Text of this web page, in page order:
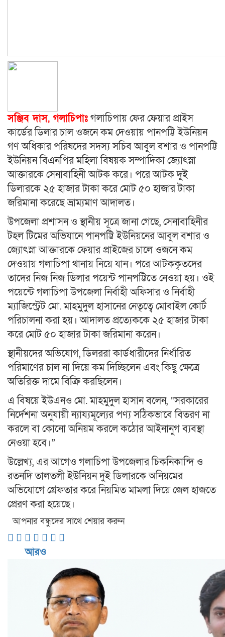
সঞ্জিব দাস, গলাচিপাঃগলাচিপায় ফের ফেয়ার প্রাইস
কার্ডের ডিলার চাল ওজনে কম দেওয়ায় পানপট্টি ইউনিয়ন
গণ অধিকার পরিষদের সদস্য সচিব আবুল বশার ও পানপট্টি
ইউনিয়ন বিএনপির মহিলা বিষয়ক সম্পাদিকা জ্যোৎস্না
আক্তারকে সেনাবাহিনী আটক করে। পরে আটক দুই
ডিলারকে ২৫ হাজার টাকা করে মোট ৫০ হাজার টাকা
জরিমানা করেছে ভ্রাম্যমাণ আদালত।
উপজেলা প্রশাসন ও স্থানীয় সূত্রে জানা গেছে, সেনাবাহিনীর
টহল টিমের অভিযানে পানপট্টি ইউনিয়নের আবুল বশার ও
জ্যোৎস্না আক্তারকে ফেয়ার প্রাইজের চালে ওজনে কম
দেওয়ায় গলাচিপা থানায় নিয়ে যান। পরে আটককৃতদের
তাদের নিজ নিজ ডিলার পয়েন্ট পানপট্টিতে নেওয়া হয়। ওই
পয়েন্টে গলাচিপা উপজেলা নির্বাহী অফিসার ও নির্বাহী
ম্যাজিস্ট্রেট মো. মাহমুদুল হাসানের নেতৃত্বে মোবাইল কোর্ট
পরিচালনা করা হয়। আদালত প্রত্যেককে ২৫ হাজার টাকা
করে মোট ৫০ হাজার টাকা জরিমানা করেন।
স্থানীয়দের অভিযোগ, ডিলররা কার্ডধারীদের নির্ধারিত
পরিমাণের চাল না দিয়ে কম দিচ্ছিলেন এবং কিছু ক্ষেত্রে
অতিরিক্ত দামে বিক্রি করছিলেন।
এ বিষয়ে ইউএনও মো. মাহমুদুল হাসান বলেন, “সরকারের
নির্দেশনা অনুযায়ী ন্যায্যমূল্যের পণ্য সঠিকভাবে বিতরণ না
করলে বা কোনো অনিয়ম করলে কঠোর আইনানুগ ব্যবস্থা
নেওয়া হবে।”
উল্লেখ্য, এর আগেও গলাচিপা উপজেলার চিকনিকান্দি ও
রতনদি তালতলী ইউনিয়ন দুই ডিলারকে অনিয়মের
অভিযোগে গ্রেফতার করে নিয়মিত মামলা দিয়ে জেল হাজতে
প্রেরণ করা হয়েছে।
আপনার বন্ধুদের সাথে শেয়ার করুন
আরও